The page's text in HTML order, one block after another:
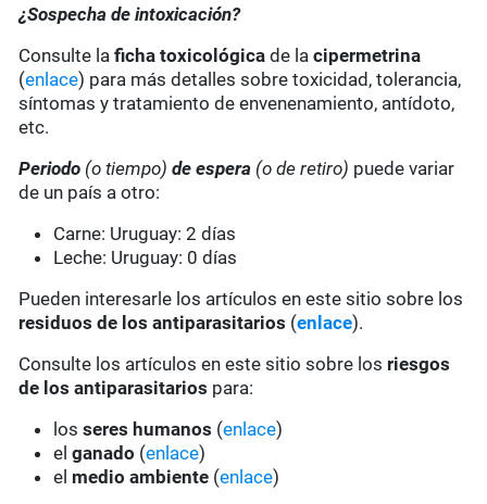
¿Sospecha de intoxicación?
Consulte laficha toxicológica de la cipermetrina
(enlace) para más detalles sobre toxicidad, tolerancia,
síntomas y tratamiento de envenenamiento, antídoto,
etc.
Periodo (o tiempo) de espera (o de retiro) puede variar
de un país a otro:
Carne: Uruguay: 2 días
Leche: Uruguay: 0 días
Pueden interesarle los artículos en este sitio sobre los
residuos de los antiparasitarios (enlace).
Consulte los artículos en este sitio sobre los riesgos
de los antiparasitarios para:
losseres humanos (enlace)
elganado (enlace)
el medio ambiente (enlace)